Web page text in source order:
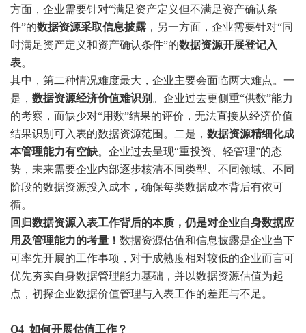
方面，企业需要针对“满足资产定义但不满足资产确认条
件”的数据资源采取信息披露 ，另一方面，企业需要针对“同
时满足资产定义和资产确认条件”的数据资源开展登记入
表。
其中，第二种情况难度最大，企业主要会面临两大难点。一
是， 数据资源经济价值难识别 。企业过去更侧重“供数”能力
的考察，而缺少对“用数”结果的评价，无法直接从经济价值
结果识别可入表的数据资源范围。二是， 数据资源精细化成
本管理能力有空缺。企业过去呈现“重投资、轻管理”的态
势，未来需要企业内部逐步核清不同类型、不同领域、不同
阶段的数据资源投入成本，确保每类数据成本背后有依可
循。
回归数据资源入表工作背后的本质，仍是对企业自身数据应
用及管理能力的考量！ 数据资源估值和信息披露是企业当下
可率先开展的工作事项，对于成熟度相对较低的企业而言可
优先夯实自身数据管理能力基础，并以数据资源估值为起
点，初探企业数据价值管理与入表工作的差距与不足。
Q4 如何开展估值工作？